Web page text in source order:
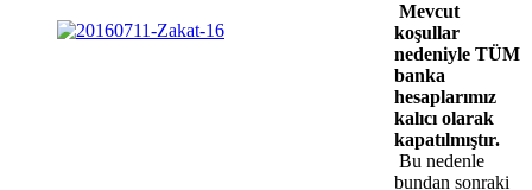
Mevcut
koşullar
nedeniyle TÜM
banka
hesaplarımız
kalıcı olarak
kapatılmıştır.
Bu nedenle
bundan sonraki